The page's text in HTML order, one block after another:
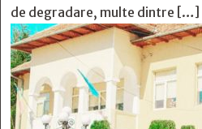
de degradare, multe dintre […]